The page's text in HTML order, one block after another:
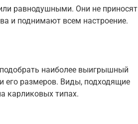
равнодушными. Они не приносят
и поднимают всем настроение.
наиболее выигрышный
его размеров. Виды, подходящие
карликовых типах.